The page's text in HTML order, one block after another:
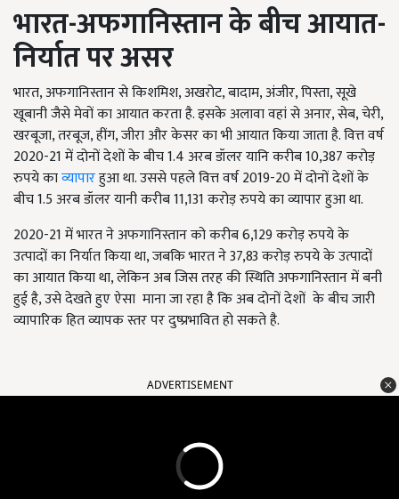
भारत-अफगानिस्तान के बीच आयात-
निर्यात पर असर
भारत, अफगानिस्तान से किशमिश, अखरोट, बादाम, अंजीर, पिस्ता, सूखे
खूबानी जैसे मेवों का आयात करता है. इसके अलावा वहां से अनार, सेब, चेरी,
खरबूजा, तरबूज, हींग, जीरा और केसर का भी आयात किया जाता है. वित्त वर्ष
2020-21 में दोनों देशों के बीच 1.4 अरब डॉलर यानि करीब 10,387 करोड़
रुपये काव्यापारहुआ था. उससे पहले वित्त वर्ष 2019-20 में दोनों देशों के
बीच 1.5 अरब डॉलर यानी करीब 11,131 करोड़ रुपये का व्यापार हुआ था.
2020-21 में भारत ने अफगानिस्तान को करीब 6,129 करोड़ रुपये के
उत्पादों का निर्यात किया था, जबकि भारत ने 37,83 करोड़ रुपये के उत्पादों
का आयात किया था, लेकिन अब जिस तरह की स्थिति अफगानिस्तान में बनी
हुई है, उसे देखते हुए ऐसा माना जा रहा है कि अब दोनों देशों के बीच जारी
व्यापारिक हित व्यापक स्तर पर दुष्प्रभावित हो सकते है.
ADVERTISEMENT